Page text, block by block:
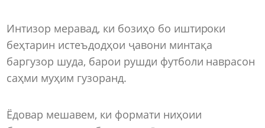
Интизор меравад, ки бозиҳо бо иштироки
беҳтарин истеъдодҳои ҷавони минтақа
баргузор шуда, барои рушди футболи наврасон
саҳми муҳим гузоранд.
Ёдовар мешавем, ки формати ниҳоии